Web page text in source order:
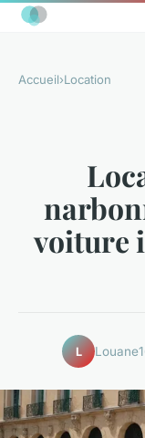
Accueil›Location
voiture
L Louane